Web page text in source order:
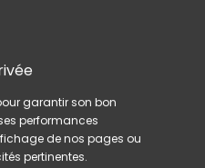
à l'adhésion entre
Gel.
l'ongle) se fait
ne retirez pas
dans le popits soit sur
garantir son bon
performances
de nos pages ou
pertinentes.